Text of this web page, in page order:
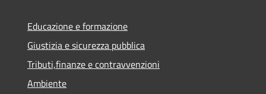
Educazione e formazione
Giustizia e sicurezza pubblica
Tributi,finanze e contravvenzioni
Ambiente